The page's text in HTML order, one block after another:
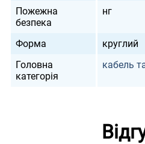
Пожежна
безпека
нг
Форма
круглий
Головна
категорія
кабель